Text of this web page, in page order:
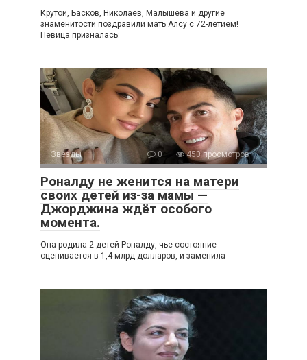
Крутой, Басков, Николаев, Малышева и другие
знаменитости поздравили мать Алсу с 72-летием!
Певица призналась:
Звезды 0 450 просмотров
Роналду не женится на матери
своих детей из-за мамы —
Джорджина ждёт особого
момента.
Она родила 2 детей Роналду, чье состояние
оценивается в 1,4 млрд долларов, и заменила